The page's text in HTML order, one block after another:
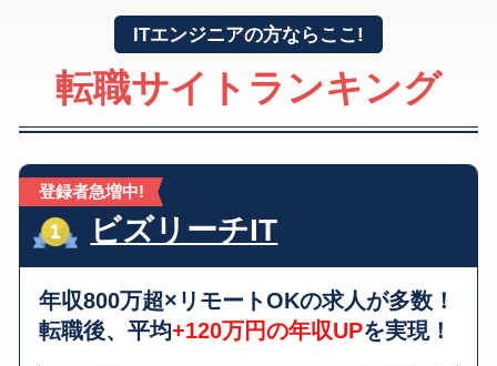
ITエンジニアの方ならここ!
転職サイトランキング
登録者急増中!
ビズリーチIT
年収800万超×リモートOKの求人が多数！
転職後、平均+120万円の年収UPを実現！